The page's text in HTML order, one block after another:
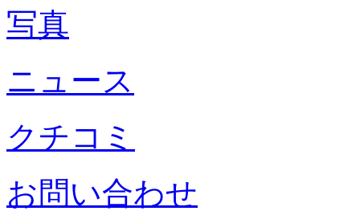
写真
ニュース
クチコミ
お問い合わせ